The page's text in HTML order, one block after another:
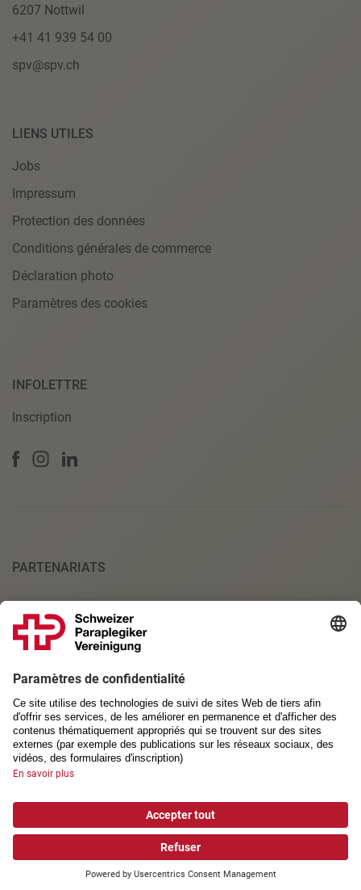
6207 Nottwil
+41 41 939 54 00
spv@spv.ch
LIENS UTILES
Jobs
Impressum
Protection des données
Conditions générales de commerce
Déclaration photo
Paramètres des cookies
INFOLETTRE
Inscription
PARTENARIATS